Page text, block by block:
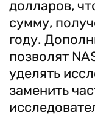
долларов,
сумму,
году.
позволят
уделять
заменить